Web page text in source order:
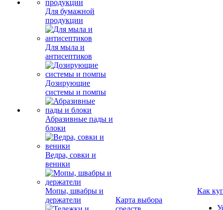
Для бумажной
продукции
Для мыла и
антисептиков
Дозирующие
системы и помпы
Абразивные пады и
блоки
Ведра, совки и
веники
Мопы, швабры и
держатели
Карта выбора
Как